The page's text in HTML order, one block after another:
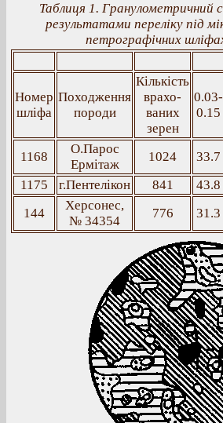
Таблиця 1. Гранулометричний
результатами переліку під
петрографічних
Номер
шліфа
Походження
породи
Кількість
врахо­
ваних
зерен
0.03-
0.15
1168
О.Парос
Ермітаж
1024 33.7
1175
г.Пентелікон 841 43.8
144
Херсонес,
№ 34354
776 31.3